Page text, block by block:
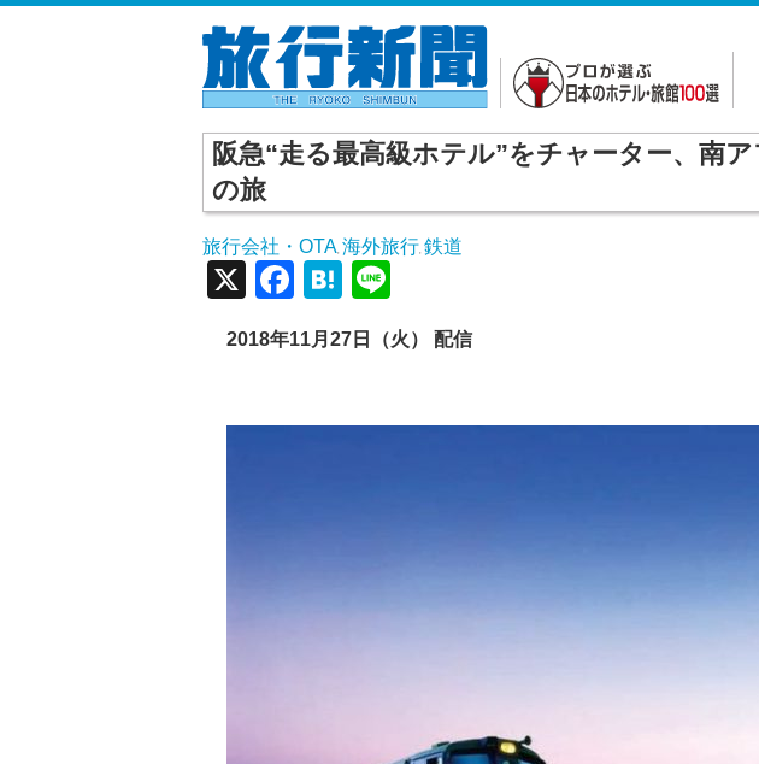
阪急“走る最高級ホテル”をチャーター、南
の旅
旅行会社・OTA 海外旅行 ,鉄道
X Facebook
Hatena
2018年11月27日（火） 配信